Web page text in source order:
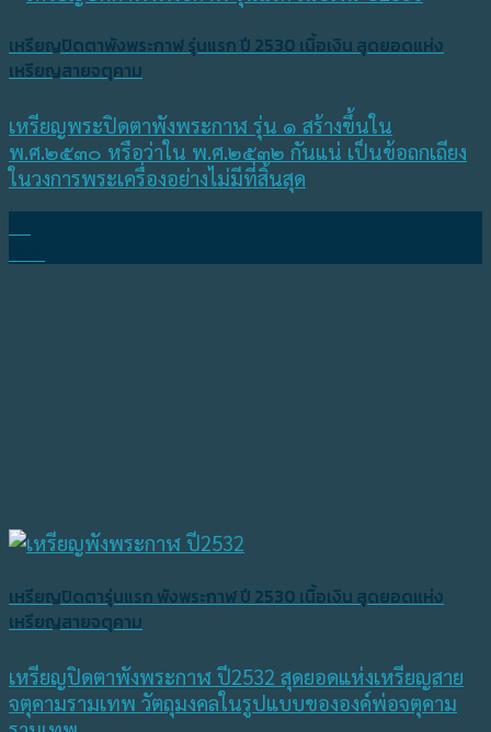
เหรียญปิดตาพังพระกาฬ รุ่นแรก ปี 2530 เนื้อเงิน สุดยอดแห่ง
เหรียญสายจตุคาม
เหรียญพระปิดตาพังพระกาฬ รุ่น ๑ สร้างขึ้นใน
พ.ศ.๒๕๓๐ หรือว่าใน พ.ศ.๒๕๓๒ กันแน่ เป็นข้อถกเถียง
ในวงการพระเครื่องอย่างไม่มีที่สิ้นสุด
เหรียญปิดตารุ่นแรก พังพระกาฬ ปี 2530 เนื้อเงิน สุดยอดแห่ง
เหรียญสายจตุคาม
เหรียญปิดตาพังพระกาฬ ปี2532 สุดยอดแห่งเหรียญสาย
จตุคามรามเทพ วัตถุมงคลในรูปแบบขององค์พ่อจตุคาม